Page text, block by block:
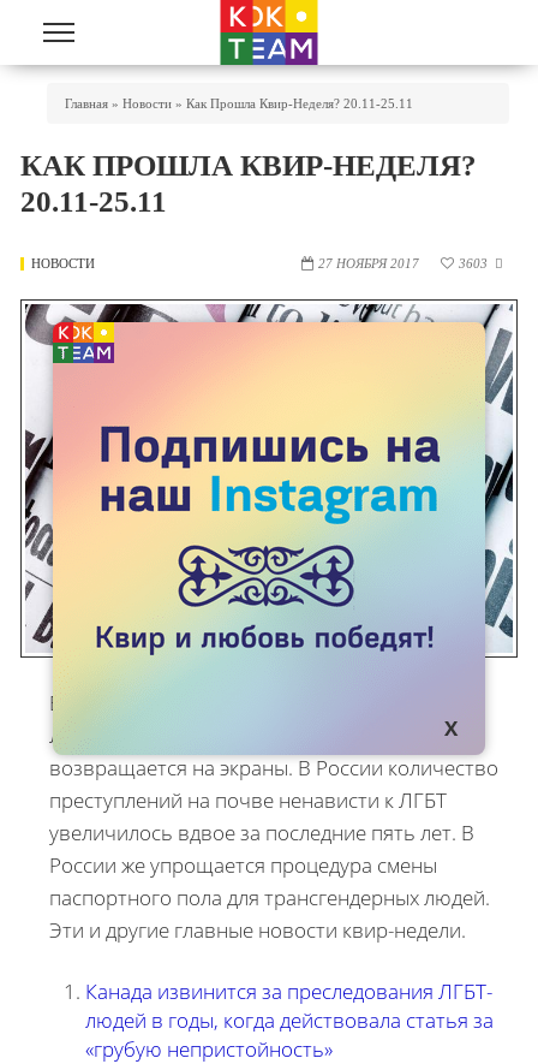
Перейти к основному содержанию
Главная » Новости » Как Прошла Квир-Неделя? 20.11-25.11
КАК ПРОШЛА КВИР-НЕДЕЛЯ?
20.11-25.11
НОВОСТИ 27 НОЯБРЯ 2017 3603 
Бог в Швеции перестал быть мужского пола.
Легендарный лесбийский сериал L World
возвращается на экраны. В России количество
преступлений на почве ненависти к ЛГБТ
увеличилось вдвое за последние пять лет. В
России же упрощается процедура смены
паспортного пола для трансгендерных людей.
Эти и другие главные новости квир-недели.
Канада извинится за преследования ЛГБТ-
людей в годы, когда действовала статья за
«грубую непристойность»